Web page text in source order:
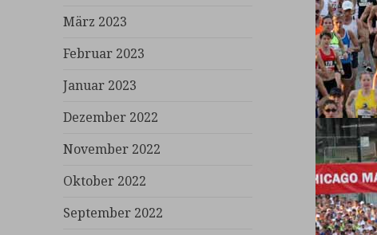
März 2023
Februar 2023
Januar 2023
Dezember 2022
November 2022
Oktober 2022
September 2022